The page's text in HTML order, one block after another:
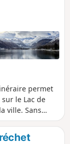
permet
le Lac de
ville. Sans
en privilégiant
par